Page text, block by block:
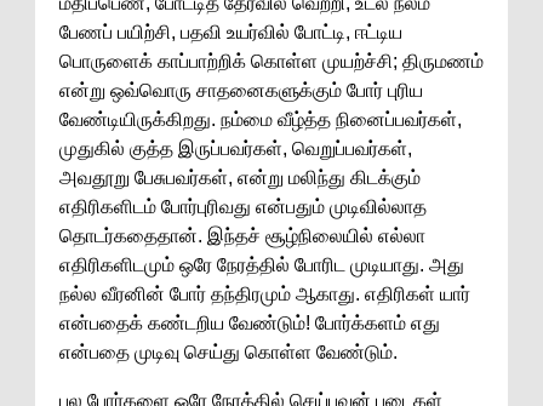
பேணப் பயிற்சி, பதவி உயர்வில் போட்டி, ஈட்டிய
பொருளைக் காப்பாற்றிக் கொள்ள முயற்ச்சி; திருமணம்
என்று ஒவ்வொரு சாதனைகளுக்கும் போர் புரிய
வேண்டியிருக்கிறது. நம்மை வீழ்த்த நினைப்பவர்கள்,
முதுகில் குத்த இருப்பவர்கள், வெறுப்பவர்கள்,
அவதூறு பேசுபவர்கள், என்று மலிந்து கிடக்கும்
எதிரிகளிடம் போர்புரிவது என்பதும் முடிவில்லாத
தொடர்கதைதான். இந்தச் சூழ்நிலையில் எல்லா
எதிரிகளிடமும் ஒரே நேரத்தில் போரிட முடியாது. அது
நல்ல வீரனின் போர் தந்திரமும் ஆகாது. எதிரிகள் யார்
என்பதைக் கண்டறிய வேண்டும்! போர்க்களம் எது
என்பதை முடிவு செய்து கொள்ள வேண்டும்.
பல போர்களை ஒரே நேரத்தில் செய்பவன் படைகள்